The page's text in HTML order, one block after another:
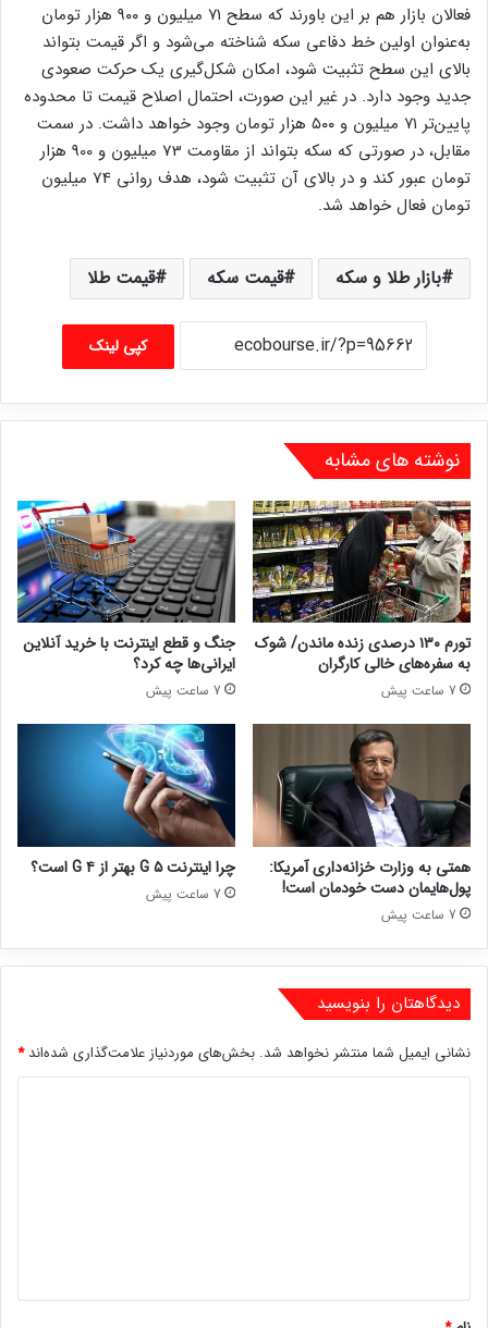
فعالان بازار هم بر این باورند که سطح ۷۱ میلیون و ۹۰۰ هزار تومان
به‌عنوان اولین خط دفاعی سکه شناخته می‌شود و اگر قیمت بتواند
بالای این سطح تثبیت شود، امکان شکل‌گیری یک حرکت صعودی
جدید وجود دارد. در غیر این صورت، احتمال اصلاح قیمت تا محدوده
پایین‌تر ۷۱ میلیون و ۵۰۰ هزار تومان وجود خواهد داشت. در سمت
مقابل، در صورتی که سکه بتواند از مقاومت 73 میلیون و 900 هزار
تومان عبور کند و در بالای آن تثبیت شود، هدف روانی 74 میلیون
تومان فعال خواهد شد.
بازار طلا و سکه قیمت سکه قیمت طلا
کپی لینک
نوشته های مشابه
تورم ۱۳۰ درصدی زنده ماندن/ شوک
به سفره‌های خالی کارگران
7 ساعت پیش
جنگ و قطع اینترنت با خرید آنلاین
ایرانی‌ها چه کرد؟
7 ساعت پیش
همتی به وزارت خزانه‌داری آمریکا:
پول‌هایمان دست خودمان است!
7 ساعت پیش
چرا اینترنت ۵ G بهتر از ۴ G است؟
7 ساعت پیش
دیدگاهتان را بنویسید
نشانی ایمیل شما منتشر نخواهد شد. بخش‌های موردنیاز علامت‌گذاری شده‌اند*